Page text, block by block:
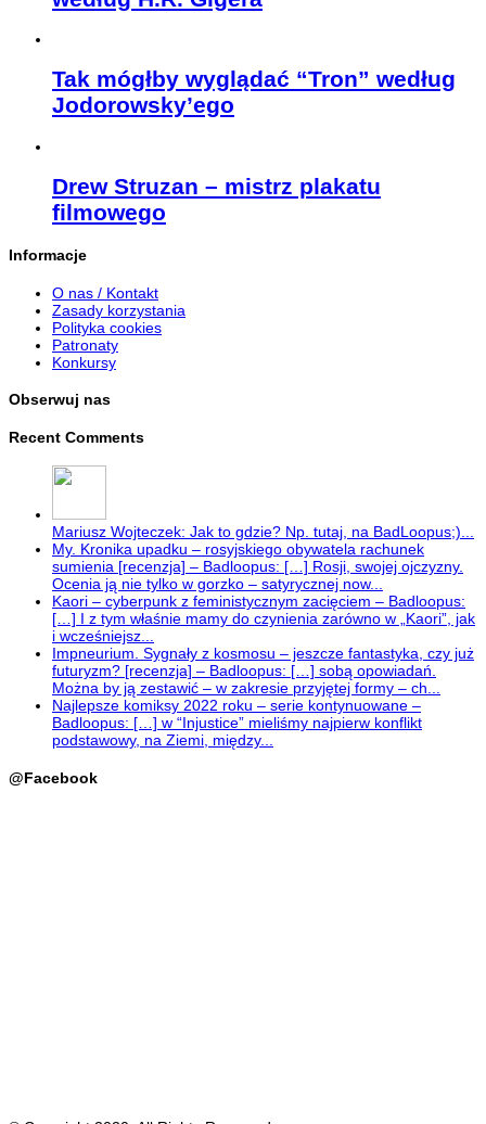
Tak mógłby wyglądać “Tron” według
Jodorowsky’ego
Drew Struzan – mistrz plakatu
filmowego
Informacje
O nas / Kontakt
Zasady korzystania
Polityka cookies
Patronaty
Konkursy
Obserwuj nas
Recent Comments
Mariusz Wojteczek: Jak to gdzie? Np. tutaj, na BadLoopus;)...
My. Kronika upadku – rosyjskiego obywatela rachunek
sumienia [recenzja] – Badloopus: […] Rosji, swojej ojczyzny.
Ocenia ją nie tylko w gorzko – satyrycznej now...
Kaori – cyberpunk z feministycznym zacięciem – Badloopus:
[…] I z tym właśnie mamy do czynienia zarówno w „Kaori”, jak
i wcześniejsz...
Impneurium. Sygnały z kosmosu – jeszcze fantastyka, czy już
futuryzm? [recenzja] – Badloopus: […] sobą opowiadań.
Można by ją zestawić – w zakresie przyjętej formy – ch...
Najlepsze komiksy 2022 roku – serie kontynuowane –
Badloopus: […] w “Injustice” mieliśmy najpierw konflikt
podstawowy, na Ziemi, między...
@Facebook